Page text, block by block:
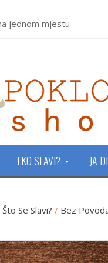
jednom mjestu
TKO SLAVI? JA
Što Se Slavi? / Bez